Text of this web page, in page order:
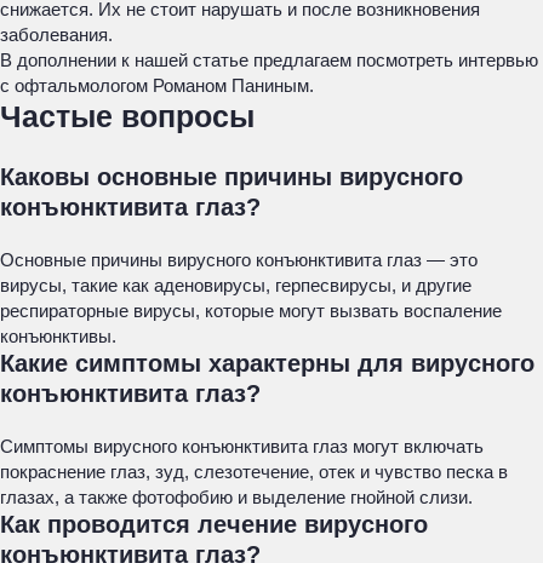
снижается. Их не стоит нарушать и после возникновения
заболевания.
В дополнении к нашей статье предлагаем посмотреть интервью
с офтальмологом Романом Паниным.
Частые вопросы
Каковы основные причины вирусного
конъюнктивита глаз?
Основные причины вирусного конъюнктивита глаз — это
вирусы, такие как аденовирусы, герпесвирусы, и другие
респираторные вирусы, которые могут вызвать воспаление
конъюнктивы.
Какие симптомы характерны для вирусного
конъюнктивита глаз?
Симптомы вирусного конъюнктивита глаз могут включать
покраснение глаз, зуд, слезотечение, отек и чувство песка в
глазах, а также фотофобию и выделение гнойной слизи.
Как проводится лечение вирусного
конъюнктивита глаз?